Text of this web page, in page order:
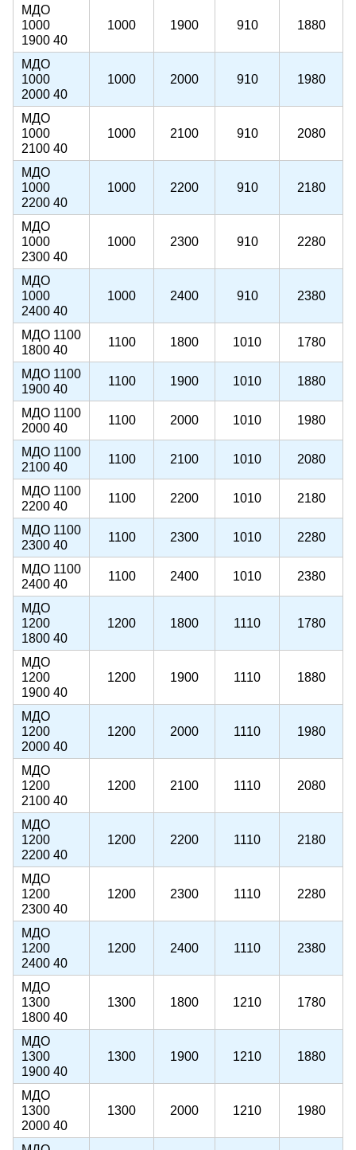
МДО
1000
1900 40
1000 1900 910 1880
МДО
1000
2000 40
1000 2000 910 1980
МДО
1000
2100 40
1000 2100 910 2080
МДО
1000
2200 40
1000 2200 910 2180
МДО
1000
2300 40
1000 2300 910 2280
МДО
1000
2400 40
1000 2400 910 2380
МДО 1100
1800 40
1100 1800 1010 1780
МДО 1100
1900 40
1100 1900 1010 1880
МДО 1100
2000 40
1100 2000 1010 1980
МДО 1100
2100 40
1100 2100 1010 2080
МДО 1100
2200 40
1100 2200 1010 2180
МДО 1100
2300 40
1100 2300 1010 2280
МДО 1100
2400 40
1100 2400 1010 2380
МДО
1200
1800 40
1200 1800 1110 1780
МДО
1200
1900 40
1200 1900 1110 1880
МДО
1200
2000 40
1200 2000 1110 1980
МДО
1200
2100 40
1200 2100 1110 2080
МДО
1200
2200 40
1200 2200 1110 2180
МДО
1200
2300 40
1200 2300 1110 2280
МДО
1200
2400 40
1200 2400 1110 2380
МДО
1300
1800 40
1300 1800 1210 1780
МДО
1300
1900 40
1300 1900 1210 1880
МДО
1300
2000 40
1300 2000 1210 1980